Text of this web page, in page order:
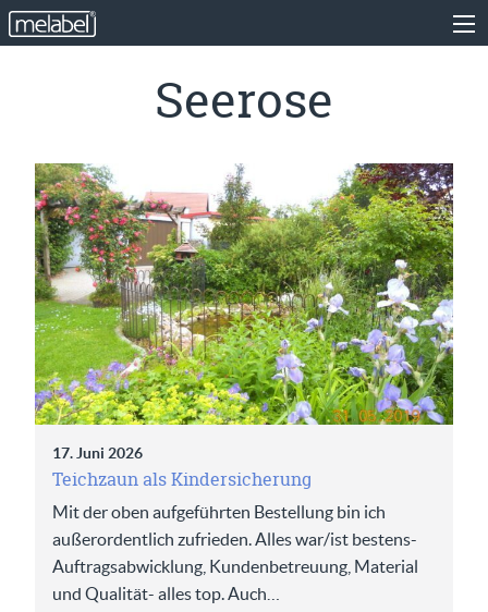
Seerose
17. Juni 2026
Teichzaun als Kindersicherung
Mit der oben aufgeführten Bestellung bin ich
außerordentlich zufrieden. Alles war/ist bestens-
Auftragsabwicklung, Kundenbetreuung, Material
und Qualität- alles top. Auch…